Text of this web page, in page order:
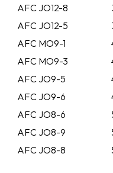
AFC JO12-8
AFC JO12-5
AFC MO9-1
AFC MO9-3
AFC JO9-5
AFC JO9-6
AFC JO8-6
AFC JO8-9
AFC JO8-8